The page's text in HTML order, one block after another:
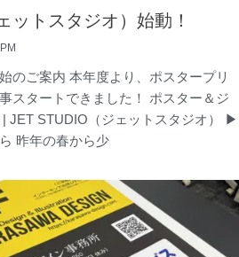
ットスタジオ）始動！
のご案内 本年度より、ポスタープリ
スタートできました！ ポスター＆ジ
JET STUDIO（ジェットスタジオ） ▶
昨年の春から少